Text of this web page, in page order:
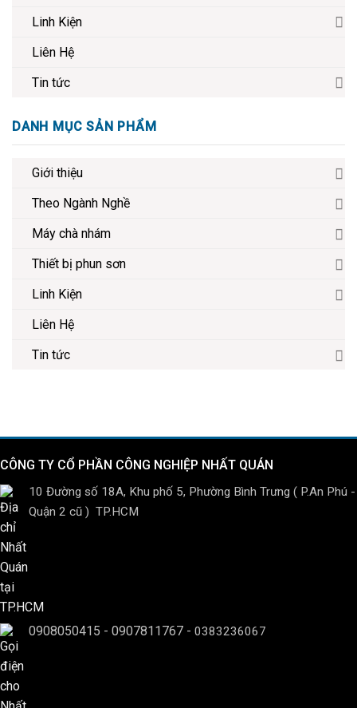
Linh Kiện
Liên Hệ
Tin tức
DANH MỤC SẢN PHẨM
Giới thiệu
Theo Ngành Nghề
Máy chà nhám
Thiết bị phun sơn
Linh Kiện
Liên Hệ
Tin tức
CÔNG TY CỔ PHẦN CÔNG NGHIỆP NHẤT QUÁN
10 Đường số 18A, Khu phố 5, Phường Bình Trưng ( P.An Phú -
Quận 2 cũ ) TP.HCM
0908050415 - 0907811767 - 0383236067